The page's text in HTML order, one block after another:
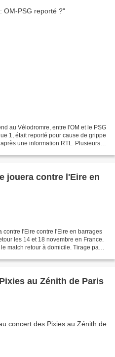
au Vélodromre, entre l'OM et le PSG
1, était reporté pour cause de grippe
une information RTL. Plusieurs
jouera contre l'Eire en
l'Eire contre l'Eire en barrages
les 14 et 18 novembre en France.
match retour à domicile. Tirage pas
au Zénith de Paris